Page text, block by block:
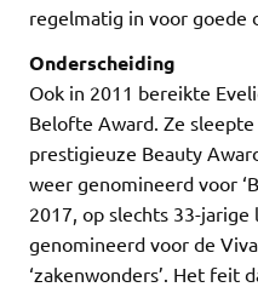
regelmatig in voor goede
Onderscheiding
Ook in 2011 bereikte
Belofte Award. Ze
prestigieuze Beauty
weer genomineerd voor
2017, op slechts 33-
genomineerd voor de
‘zakenwonders’. Het feit